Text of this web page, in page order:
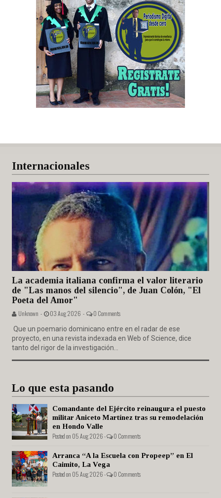
Internacionales
La academia italiana confirma el valor literario
de "Las manos del silencio", de Juan Colón, "El
Poeta del Amor"
Unknown - 03 Aug 2026 - 0 Comments
Que un poemario dominicano entre en el radar de ese
proyecto, en una revista indexada en Web of Science, dice
tanto del rigor de la investigación...
Lo que esta pasando
Comandante del Ejército reinaugura el puesto
militar Aniceto Martínez tras su remodelación
en Hondo Valle
Posted on 05 Aug 2026 - 0 Comments
Arranca “A la Escuela con Propeep” en El
Caimito, La Vega
Posted on 05 Aug 2026 - 0 Comments